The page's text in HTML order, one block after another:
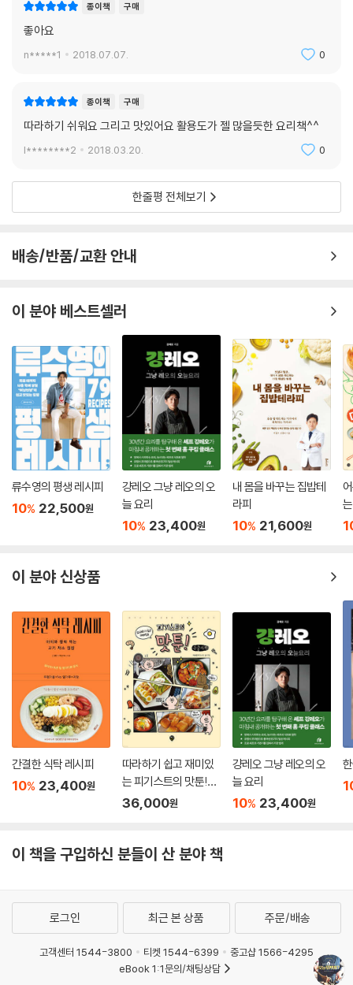
종이책 구매
좋아요
n*****1 2018.07.07. 0
종이책 구매
따라하기 쉬워요 그리고 맛있어요 활용도가 젤 많을듯한 요리책^^
l********2 2018.03.20. 0
한줄평 전체보기
배송/반품/교환 안내
이 분야 베스트셀러
류수영의 평생 레시피
10% 22,500원
걍레오 그냥 레오의 오
늘 요리
10% 23,400원
내 몸을 바꾸는 집밥테
라피
10% 21,600원
이 분야 신상품
간결한 식탁 레시피
10% 23,400원
따라하기 쉽고 재미있
는 피기스트의 맛툰!
(큰글자책)
36,000원
걍레오 그냥 레오의 오
늘 요리
10% 23,400원
이 책을 구입하신 분들이 산 분야 책
로그인 최근 본 상품 주문/배송
고객센터 1544-3800 티켓 1544-6399
중고샵 1566-4295
eBook 1:1문의/채팅상담